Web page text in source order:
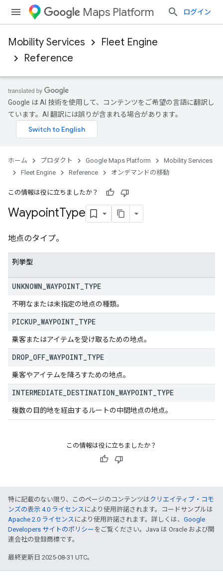
Maps Platform ログイン
Mobility Services
Fleet Engine
Reference
Google は AI 技術を使用して、コンテンツをご希望の言語に翻訳し
ています。AI 翻訳には誤りが含まれる場合があります。
ホーム プロダクト Google Maps Platform
Mobility Services
Fleet Engine
Reference オンデマンドの移動
この情報は役に立ちましたか？
WaypointType
地点のタイプ。
列挙型
UNKNOWN WAYPOINT TYPE
不明なまたは未指定の地点の種類。
PICKUP WAYPOINT TYPE
乗客またはアイテムを受け取るための地点。
DROP OFF WAYPOINT TYPE
乗客やアイテムを降ろすための地点。
INTERMEDIATE DESTINATION WAYPOINT TYPE
複数の目的地を経由するルートの中間地点の地点。
この情報は役に立ちましたか？
特に記載のない限り、このページのコンテンツはクリエイティブ・コモ
ンズの表示 4.0 ライセンス により使用許諾されます。コードサンプルは
Apache 2.0 ライセンス により使用許諾されます。詳しくは、 Google
Developers サイトのポリシー をご覧ください。Java は Oracle および関
連会社の登録商標です。
最終更新日 2025-08-31 UTC。